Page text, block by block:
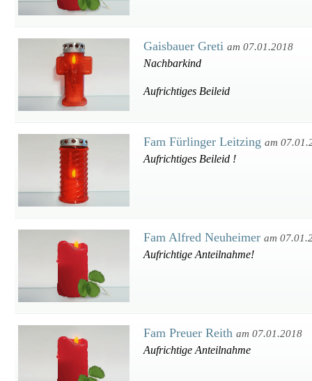
Gaisbauer Greti am 07.01.2018
Nachbarkind
Aufrichtiges Beileid
Fam Fürlinger Leitzing am
Aufrichtiges Beileid !
Fam Alfred Neuheimer am
Aufrichtige Anteilnahme!
Fam Preuer Reith am 07.01.2018
Aufrichtige Anteilnahme